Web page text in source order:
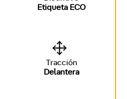
Etiqueta ECO
Tracción
Delantera